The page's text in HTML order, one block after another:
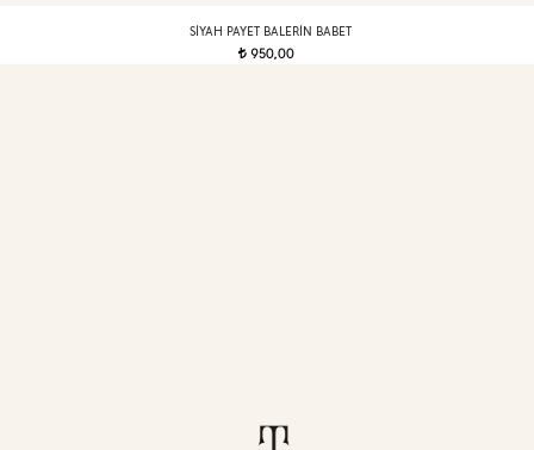
SIYAH PAYET BALERIN BABET
t950,00